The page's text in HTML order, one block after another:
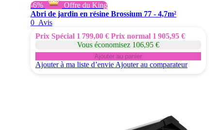
-6%
Offre du King
Abri de jardin en résine Brossium 77 - 4,7m²
0 Avis
Prix Spécial 1 799,00 € Prix normal 1 905,95 €
Vous économisez 106,95 €
Ajouter au panier
Ajouter à ma liste d’envie Ajouter au comparateur